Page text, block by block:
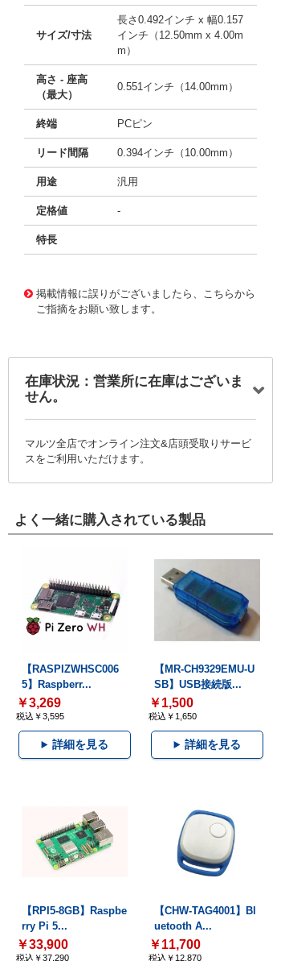
サイズ/寸法
長さ0.492インチ x 幅0.157
インチ（12.50mm x 4.00m
m）
高さ - 座高
（最大）
0.551インチ（14.00mm）
終端 PCピン
リード間隔 0.394インチ（10.00mm）
用途 汎用
定格値 -
特長
掲載情報に誤りがございましたら、こちらから
ご指摘をお願い致します。
在庫状況：営業所に在庫はございま
せん。
マルツ全店でオンライン注文&店頭受取りサービ
スをご利用いただけます。
よく一緒に購入されている製品
【RASPIZWHSC006
5】Raspberr...
￥3,269
税込￥3,595
詳細を見る
【MR-CH9329EMU-U
SB】USB接続版...
￥1,500
税込￥1,650
詳細を見る
【RPI5-8GB】Raspbe
rry Pi 5...
￥33,900
税込￥37,290
【CHW-TAG4001】Bl
uetooth A...
￥11,700
税込￥12,870